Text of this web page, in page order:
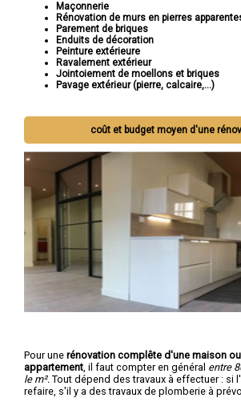
Maçonnerie
Rénovation de murs en pierres
Parement de briques
Enduits de décoration
Peinture extérieure
Ravalement extérieur
Jointoiement de moellons et briques
Pavage extérieur (pierre, calcaire,...)
coût et budget moyen d'une
Pour une rénovation complête d'une maison
appartement , il faut compter en général entre
le m². Tout dépend des travaux à effectuer : si
refaire, s'il y a des travaux de plomberie à